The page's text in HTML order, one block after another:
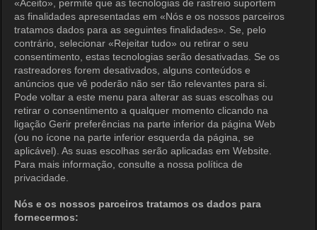
«Aceito», permite que as tecnologias de rastreio suportem
as finalidades apresentadas em «Nós e os nossos parceiros
tratamos dados para as seguintes finalidades». Se, pelo
contrário, selecionar «Rejeitar tudo» ou retirar o seu
consentimento, estas tecnologias serão desativadas. Se os
rastreadores forem desativados, alguns conteúdos e
anúncios que vê poderão não ser tão relevantes para si.
Pode voltar a este menu para alterar as suas escolhas ou
retirar o consentimento a qualquer momento clicando na
ligação Gerir preferências na parte inferior da página Web
(ou no ícone na parte inferior esquerda da página, se
aplicável). As suas escolhas serão aplicadas em Website.
Para mais informação, consulte a nossa política de
privacidade.
Nós e os nossos parceiros tratamos os dados para
fornecermos: